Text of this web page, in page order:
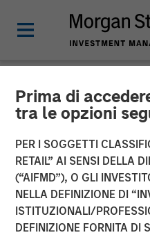
Prima di
tra le opzioni
PER I SOGGETTI
RETAIL” AI SENSI DELLA
(“AIFMD”), O GLI
NELLA DEFINIZIONE DI
ISTITUZIONALI/
DEFINIZIONE FORNITA DI
NEWSROOM
Morgan
Acquires Full
Southern